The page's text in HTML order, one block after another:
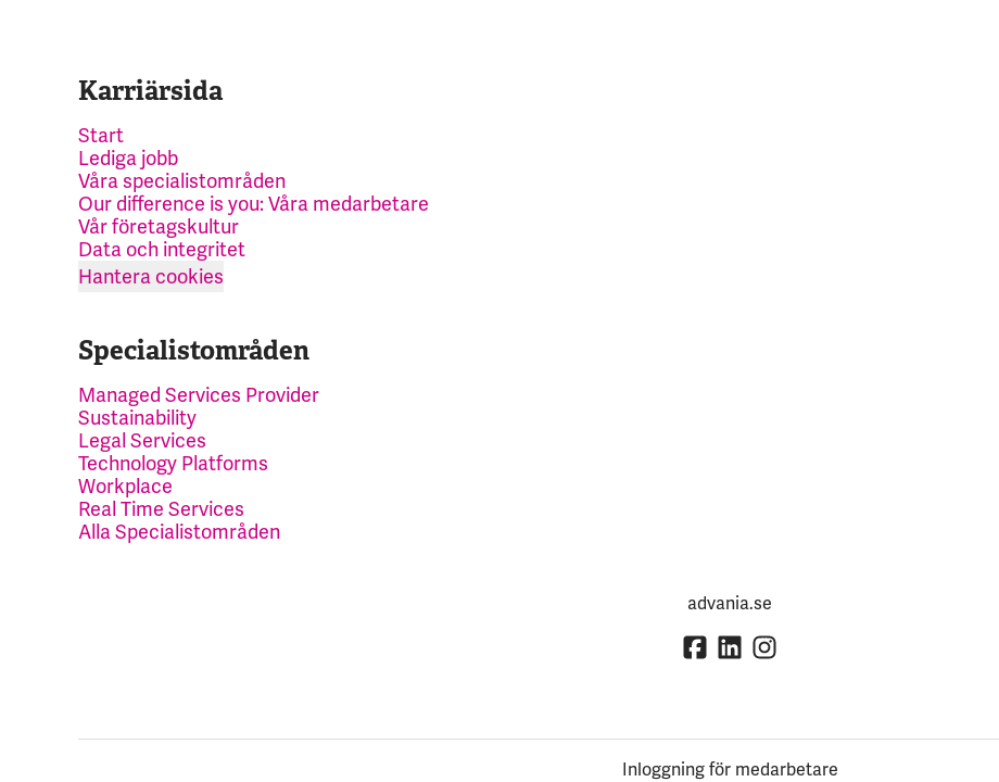
Karriärsida
Start
Lediga jobb
Våra specialistområden
Our difference is you: Våra medarbetare
Vår företagskultur
Data och integritet
Hantera cookies
Specialistområden
Managed Services Provider
Sustainability
Legal Services
Technology Platforms
Workplace
Real Time Services
Alla Specialistområden
advania.se
Inloggning för medarbetare